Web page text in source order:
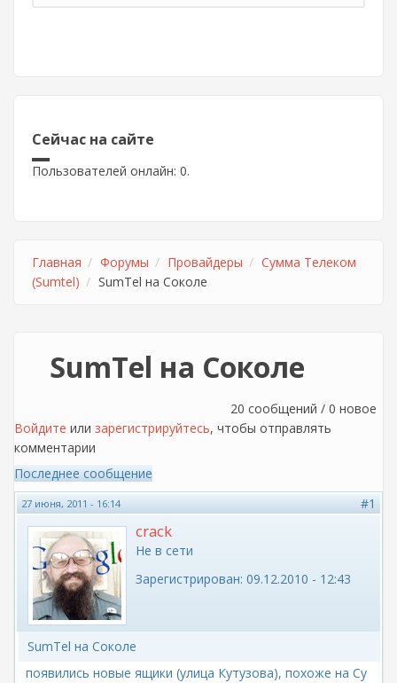
Сейчас на сайте
Пользователей онлайн: 0.
Главная Форумы Провайдеры
Сумма Телеком
(Sumtel)
SumTel на Соколе
SumTel на Соколе
20 сообщений / 0 новое
Войдите или зарегистрируйтесь, чтобы отправлять
комментарии
Последнее сообщение
27 июня, 2011 - 16:14 #1
crack
Не в сети
Зарегистрирован: 09.12.2010 - 12:43
SumTel на Соколе
появились новые ящики (улица Кутузова), похоже на Су